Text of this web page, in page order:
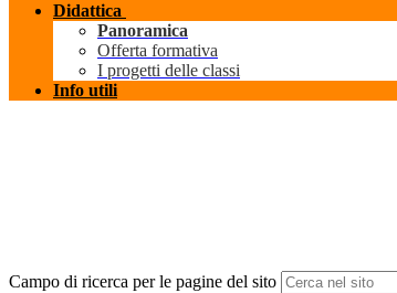
Didattica
Panoramica
Offerta formativa
I progetti delle classi
Info utili
Campo di ricerca per le pagine del sito